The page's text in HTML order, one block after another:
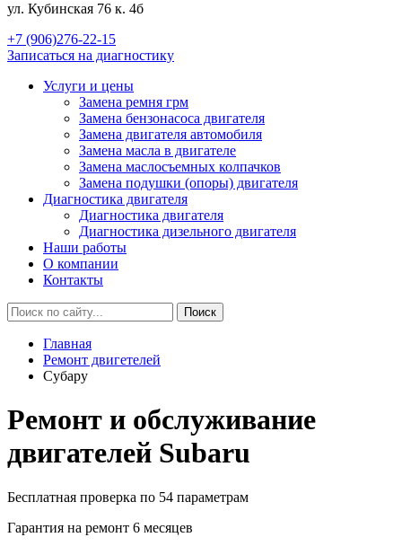
ул. Кубинская 76 к. 4б
+7 (906)276-22-15
Записаться на диагностику
Услуги и цены
Замена ремня грм
Замена бензонасоса двигателя
Замена двигателя автомобиля
Замена масла в двигателе
Замена маслосъемных колпачков
Замена подушки (опоры) двигателя
Диагностика двигателя
Диагностика двигателя
Диагностика дизельного двигателя
Наши работы
О компании
Контакты
Главная
Ремонт двигетелей
Субару
Ремонт и обслуживание
двигателей Subaru
Бесплатная проверка по 54 параметрам
Гарантия на ремонт 6 месяцев